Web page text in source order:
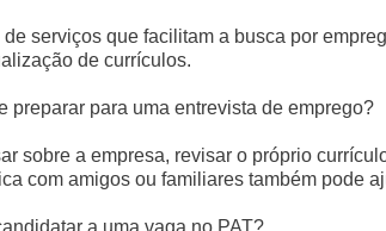
serviços que facilitam a busca por
de currículos.
preparar para uma entrevista de emprego?
sobre a empresa, revisar o próprio
com amigos ou familiares também pode
a uma vaga no PAT?